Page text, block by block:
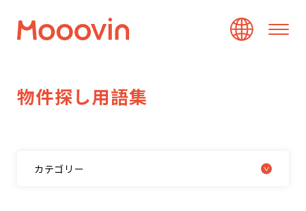
物件探し用語集
カテゴリー